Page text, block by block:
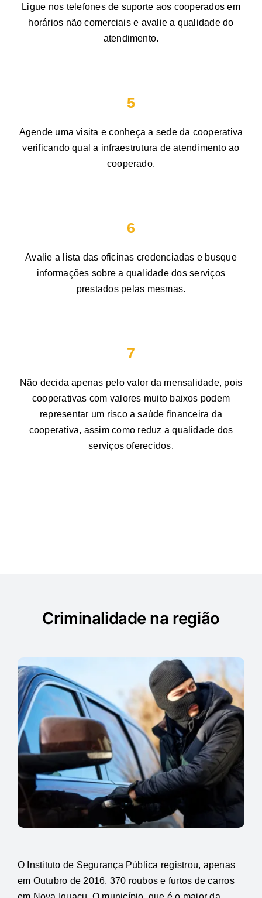
Ligue nos telefones de suporte aos cooperados em
horários não comerciais e avalie a qualidade do
atendimento.
5
Agende uma visita e conheça a sede da cooperativa
verificando qual a infraestrutura de atendimento ao
cooperado.
6
Avalie a lista das oficinas credenciadas e busque
informações sobre a qualidade dos serviços
prestados pelas mesmas.
7
Não decida apenas pelo valor da mensalidade, pois
cooperativas com valores muito baixos podem
representar um risco a saúde financeira da
cooperativa, assim como reduz a qualidade dos
serviços oferecidos.
Criminalidade na região
O Instituto de Segurança Pública registrou, apenas
em Outubro de 2016, 370 roubos e furtos de carros